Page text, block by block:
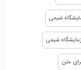
شیمی
شیمی
متن